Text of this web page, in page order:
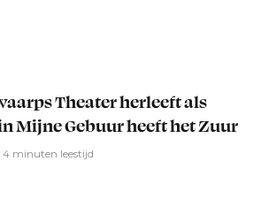
Theater herleeft als
Mijne Gebuur heeft het Zuur
4 minuten leestijd